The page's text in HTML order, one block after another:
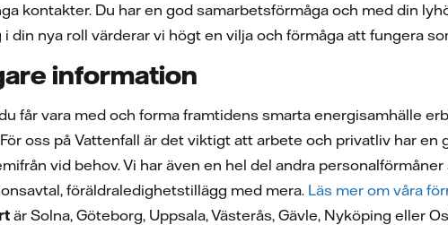
kontakter. Du har en god samarbetsförmåga och med din
din nya roll värderar vi högt en vilja och förmåga att fungera
information
får vara med och forma framtidens smarta energisamhälle
oss på Vattenfall är det viktigt att arbete och privatliv har
vid behov. Vi har även en hel del andra
föräldraledighetstillägg med mera. Läs mer om våra
är Solna, Göteborg, Uppsala, Västerås, Gävle, Nyköping eller